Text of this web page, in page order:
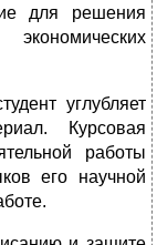
для решения
углубляет
Курсовая
работы
его научной